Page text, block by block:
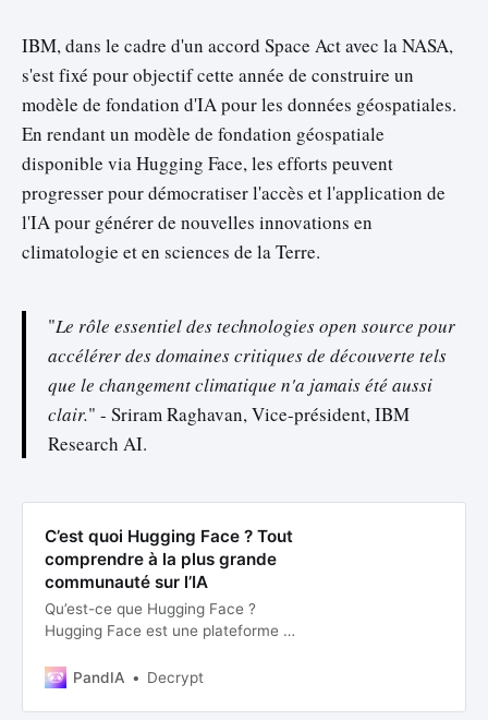
IBM, dans le cadre d'un accord Space Act avec la NASA,
s'est fixé pour objectif cette année de construire un
modèle de fondation d'IA pour les données géospatiales.
En rendant un modèle de fondation géospatiale
disponible via Hugging Face, les efforts peuvent
progresser pour démocratiser l'accès et l'application de
l'IA pour générer de nouvelles innovations en
climatologie et en sciences de la Terre.
"Le rôle essentiel des technologies open source pour
accélérer des domaines critiques de découverte tels
que le changement climatique n'a jamais été aussi
clair." - Sriram Raghavan, Vice-président, IBM
Research AI.
C’est quoi Hugging Face ? Tout
comprendre à la plus grande
communauté sur l’IA
Qu’est-ce que Hugging Face ?
Hugging Face est une plateforme et
outils pour construire, entraîner et
PandIA Decrypt